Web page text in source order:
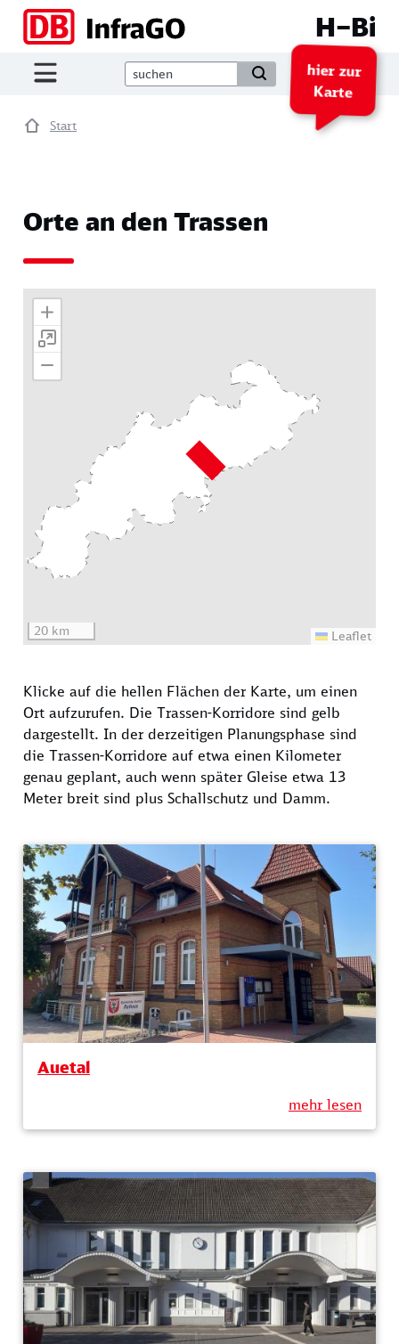
Direkt zum Inhalt
H–Bi
hier zur
Karte
Start
Orte an den Trassen
20 km Leaflet
Klicke auf die hellen Flächen der Karte, um einen
Ort aufzurufen. Die Trassen-Korridore sind gelb
dargestellt. In der derzeitigen Planungsphase sind
die Trassen-Korridore auf etwa einen Kilometer
genau geplant, auch wenn später Gleise etwa 13
Meter breit sind plus Schallschutz und Damm.
Auetal
mehr lesen